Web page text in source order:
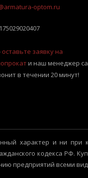
optom.ru
оставьте заявку на
и наш менеджер
в течении 20 минут!
характер и ни при
кодекса РФ.
предприятий всеми